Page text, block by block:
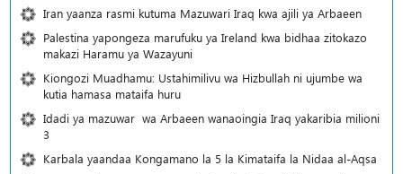
Iran yaanza rasmi kutuma Mazuwari Iraq kwa ajili ya Arbaeen
Palestina yapongeza marufuku ya Ireland kwa bidhaa zitokazo
makazi Haramu ya Wazayuni
Kiongozi Muadhamu: Ustahimilivu wa Hizbullah ni ujumbe wa
kutia hamasa mataifa huru
Idadi ya mazuwar wa Arbaeen wanaoingia Iraq yakaribia milioni
3
Karbala yaandaa Kongamano la 5 la Kimataifa la Nidaa al-Aqsa